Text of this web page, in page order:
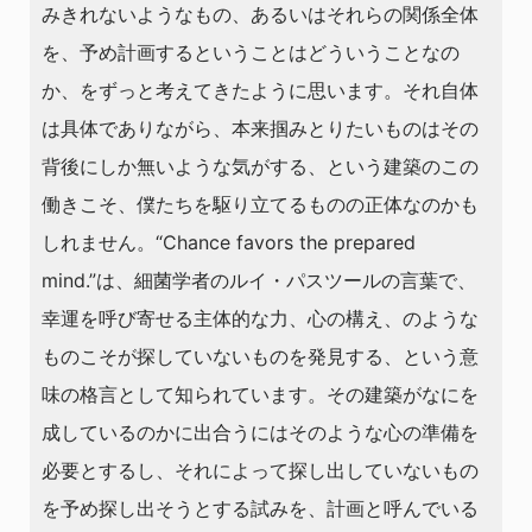
みきれないようなもの、あるいはそれらの関係全体
を、予め計画するということはどういうことなの
か、をずっと考えてきたように思います。それ自体
は具体でありながら、本来掴みとりたいものはその
背後にしか無いような気がする、という建築のこの
働きこそ、僕たちを駆り立てるものの正体なのかも
しれません。“Chance favors the prepared
mind.”は、細菌学者のルイ・パスツールの言葉で、
幸運を呼び寄せる主体的な力、心の構え、のような
ものこそが探していないものを発見する、という意
味の格言として知られています。その建築がなにを
成しているのかに出合うにはそのような心の準備を
必要とするし、それによって探し出していないもの
を予め探し出そうとする試みを、計画と呼んでいる